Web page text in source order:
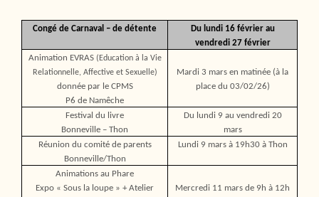
Congé de Carnaval – de détente
Du lundi 16 février au
vendredi 27 février
Animation EVRAS (Education à la Vie
Relationnelle, Affective et Sexuelle)
donnée par le CPMS
P6 de Namêche
Mardi 3 mars en matinée (à la
place du 03/02/26)
Festival du livre
Bonneville – Thon
Du lundi 9 au vendredi 20
mars
Réunion du comité de parents
Bonneville/Thon
Lundi 9 mars à 19h30 à Thon
Animations au Phare
Expo « Sous la loupe » + Atelier
Mercredi 11 mars de 9h à 12h